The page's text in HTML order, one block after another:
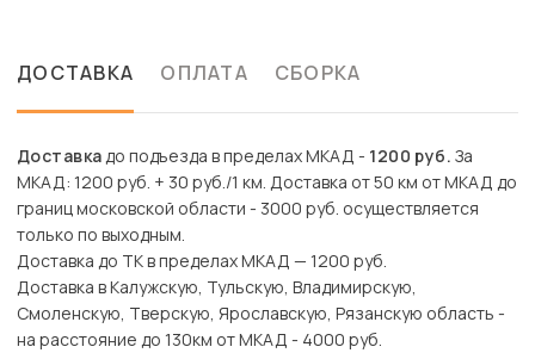
ДОСТАВКА ОПЛАТА СБОРКА
Доставкадо подъезда в пределах МКАД - 1200 руб. За
МКАД: 1200 руб. + 30 руб./1 км. Доставка от 50 км от МКАД до
границ московской области - 3000 руб. осуществляется
только по выходным.
Доставка до ТК в пределах МКАД — 1200 руб.
Доставка в Калужскую, Тульскую, Владимирскую,
Смоленскую, Тверскую, Ярославскую, Рязанскую область -
на расстояние до 130км от МКАД - 4000 руб.